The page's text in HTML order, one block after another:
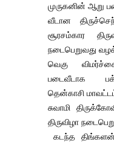
முருகனின் ஆறு
வீடான
சூரசம்கார
நடைபெறுவது
வெகு
படைவீடாக
தென்காசி
சுவாமி
திருவிழா
கடந்த